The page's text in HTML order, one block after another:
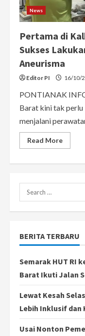
News
Pertama di
Sukses
Aneurisma
Editor PI 16/10/
PONTIANAK
Barat kini tak
menjalani
Read MoreRead
more
Search
for:
BERITA TERBARU
Semarak HUT RI
Barat Ikuti Jalan
Lewat Kesah
Lebih Inklusif dan
Usai Nonton